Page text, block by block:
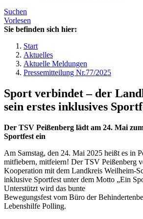
Suchen
Vorlesen
Sie befinden sich hier:
Start
Aktuelles
Aktuelle Meldungen
Pressemitteilung Nr.77/2025
Sport verbindet – der
sein erstes inklusives
Der TSV Peißenberg lädt am 24. Mai
Sportfest ein
Am Samstag, den 24. Mai 2025 heißt es in
mitfiebern, mitfeiern! Der TSV Peißenberg
Kooperation mit dem Landkreis Weilheim-
inklusive Sportfest unter dem Motto „Ein
Unterstützt wird das bunte
Bewegungsfest vom Büro der
Lebenshilfe Polling.